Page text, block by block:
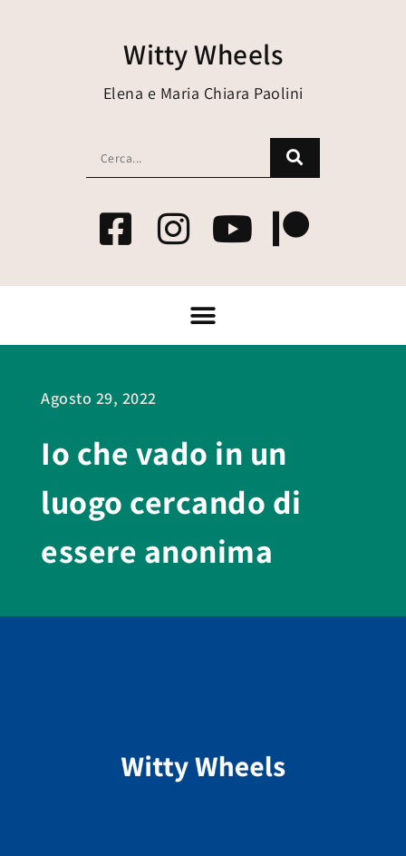
Witty Wheels
Elena e Maria Chiara Paolini
Agosto 29, 2022
Io che vado in un
luogo cercando di
essere anonima